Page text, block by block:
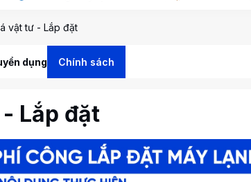
vật tư - Lắp đặt
dụng Chính sách
Lắp đặt